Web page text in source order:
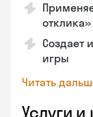
Создает
игры
Читать
Услуги